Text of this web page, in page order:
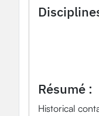
Molécules de
Résumé :
Historical